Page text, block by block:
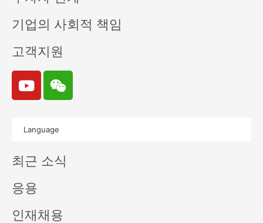
기업의 사회적 책임
고객지원
Y
o
u
e
W
e
i
n
Language
최근 소식
응용
인재채용